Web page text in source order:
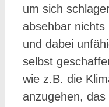
um sich
absehbar
und dabei
selbst
wie z.B. die
anzugehen,